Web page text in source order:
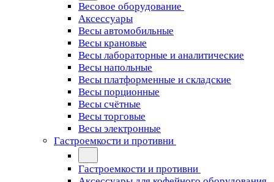
Весовое оборудование
Аксессуары
Весы автомобильные
Весы крановые
Весы лабораторные и аналитические
Весы напольные
Весы платформенные и складские
Весы порционные
Весы счётные
Весы торговые
Весы электронные
Гастроемкости и противни
Гастроемкости и противни